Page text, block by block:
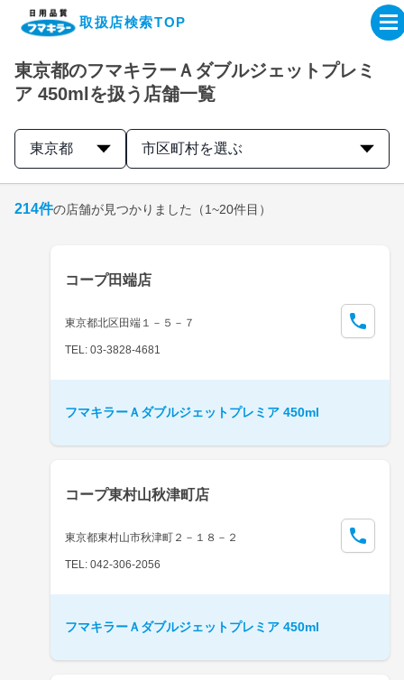
取扱店検索TOP
企業・IR情報サイト
製品情報サイト
取扱店検索はこちら
東京都のフマキラーＡダブルジェットプレミ
ア 450mlを扱う店舗一覧
東京都 市区町村を選ぶ
214件の店舗が見つかりました （1~20件目）
コープ田端店
東京都北区田端１－５－７
TEL: 03-3828-4681
フマキラーＡダブルジェットプレミア 450ml
コープ東村山秋津町店
東京都東村山市秋津町２－１８－２
TEL: 042-306-2056
フマキラーＡダブルジェットプレミア 450ml